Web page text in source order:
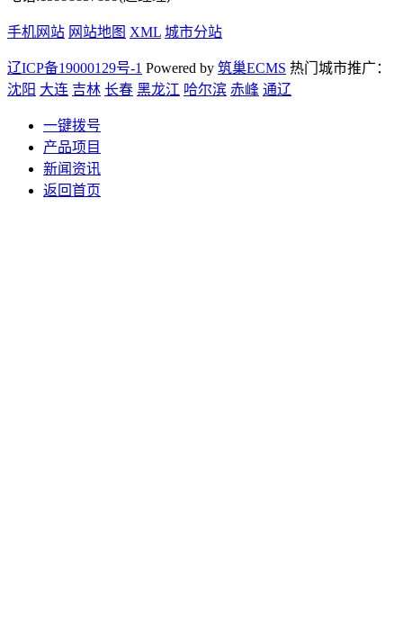
手机网站 网站地图 XML 城市分站
辽ICP备19000129号-1 Powered by 筑巢ECMS 热门城市推广：
沈阳 大连 吉林 长春 黑龙江 哈尔滨 赤峰 通辽
一键拨号
产品项目
新闻资讯
返回首页